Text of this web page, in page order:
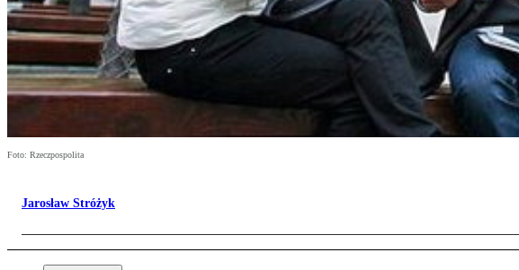
Foto: Rzeczpospolita
Jarosław Stróżyk